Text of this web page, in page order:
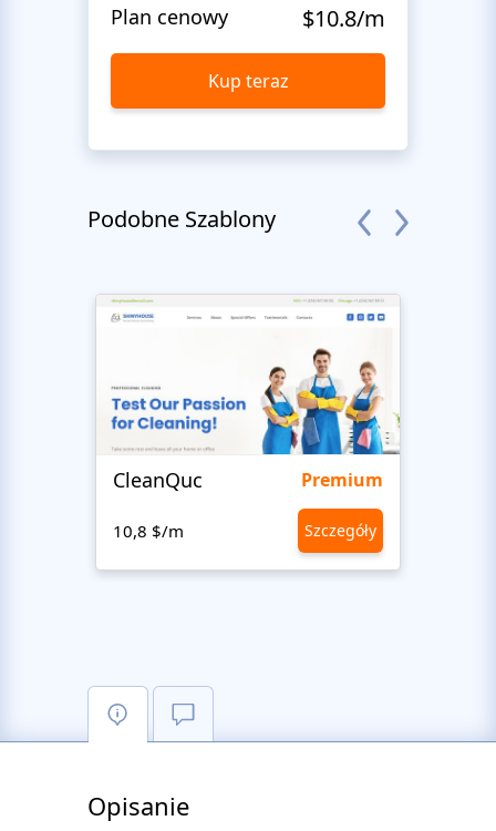
Plan cenowy $10.8/m
Kup teraz
Podobne Szablony
CleanQuc Premium
10,8 $/m Szczegóły
Opisanie